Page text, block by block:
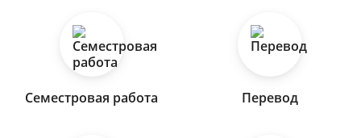
Семестровая работа Перевод